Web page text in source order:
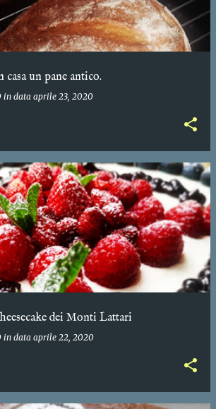
casa un pane antico.
in data aprile 23, 2020
dei Monti Lattari
in data aprile 22, 2020